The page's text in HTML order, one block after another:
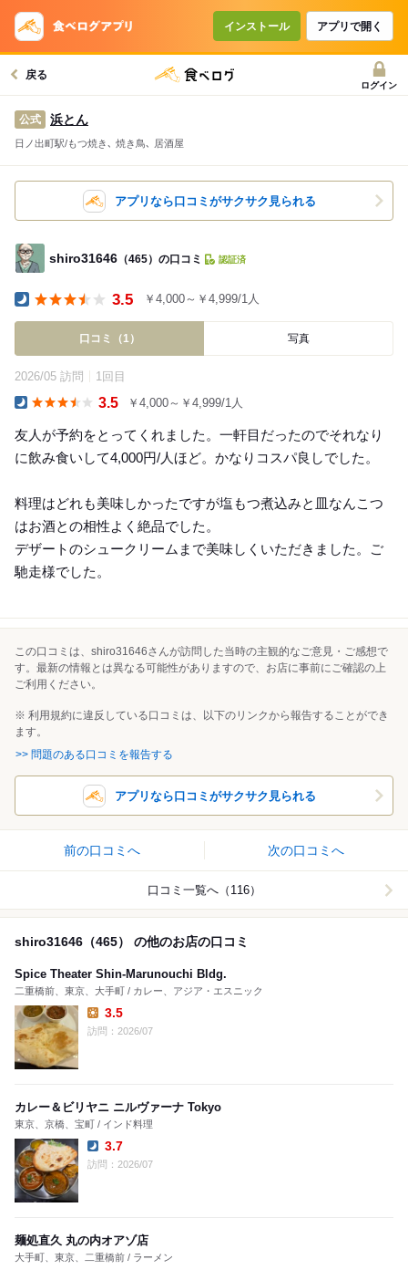
インストール アプリで開く
戻る
ログイン
公式 浜とん
日ノ出町駅/もつ焼き､ 焼き鳥､ 居酒屋
アプリなら口コミがサクサク見られる
shiro31646 （465）の口コミ 認証済
3.5 ￥4,000～￥4,999/1人
口コミ（1） 写真
2026/05 訪問 1回目
3.5 ￥4,000～￥4,999/1人
友人が予約をとってくれました。一軒目だったのでそれなり
に飲み食いして4,000円/人ほど。かなりコスパ良しでした。
料理はどれも美味しかったですが塩もつ煮込みと皿なんこつ
はお酒との相性よく絶品でした。
デザートのシュークリームまで美味しくいただきました。ご
馳走様でした。
この口コミは、shiro31646さんが訪問した当時の主観的なご意見・ご感想で
す。最新の情報とは異なる可能性がありますので、お店に事前にご確認の上
ご利用ください。
※ 利用規約に違反している口コミは、以下のリンクから報告することができ
ます。
>> 問題のある口コミを報告する
アプリなら口コミがサクサク見られる
前の口コミへ 次の口コミへ
口コミ一覧へ（116）
shiro31646（465） の他のお店の口コミ
Spice Theater Shin-Marunouchi Bldg.
二重橋前、東京、大手町 / カレー、アジア・エスニック
Lunch:
3.5
訪問：2026/07
カレー＆ビリヤニ ニルヴァーナ Tokyo
東京、京橋、宝町 / インド料理
Dinner:
3.7
訪問：2026/07
麺処直久 丸の内オアゾ店
大手町、東京、二重橋前 / ラーメン